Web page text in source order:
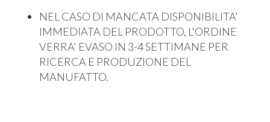
NEL CASO DI MANCATA DISPONIBILITA'
IMMEDIATA DEL PRODOTTO, L'ORDINE
VERRA' EVASO IN 3-4 SETTIMANE PER
RICERCA E PRODUZIONE DEL
MANUFATTO.